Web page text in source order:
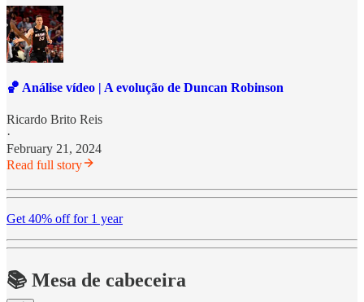
🏀 Análise vídeo | A evolução de Duncan Robinson
Ricardo Brito Reis
·
February 21, 2024
Read full story
Get 40% off for 1 year
📚 Mesa de cabeceira